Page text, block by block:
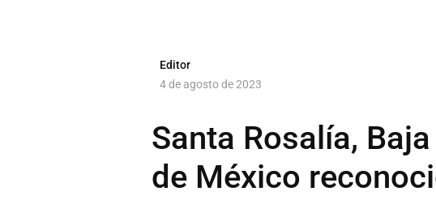
Editor
4 de agosto de 2023
Santa Rosalía,
de México